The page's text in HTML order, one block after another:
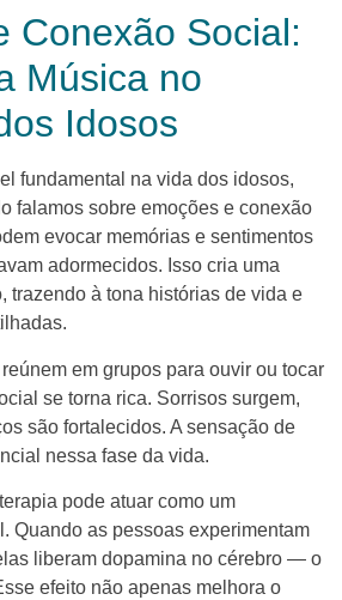
Conexão Social:
Música no
Idosos
fundamental na vida dos idosos,
falamos sobre emoções e conexão
evocar memórias e sentimentos
adormecidos. Isso cria uma
trazendo à tona histórias de vida e
em grupos para ouvir ou tocar
se torna rica. Sorrisos surgem,
são fortalecidos. A sensação de
nessa fase da vida.
pode atuar como um
Quando as pessoas experimentam
liberam dopamina no cérebro — o
efeito não apenas melhora o